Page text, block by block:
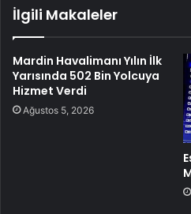
İlgili Makaleler
Mardin Havalimanı Yılın İlk
Yarısında 502 Bin Yolcuya
Hizmet Verdi
Ağustos 5, 2026